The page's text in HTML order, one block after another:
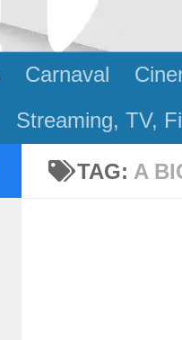
Carnaval
Streaming, TV,
TAG: A